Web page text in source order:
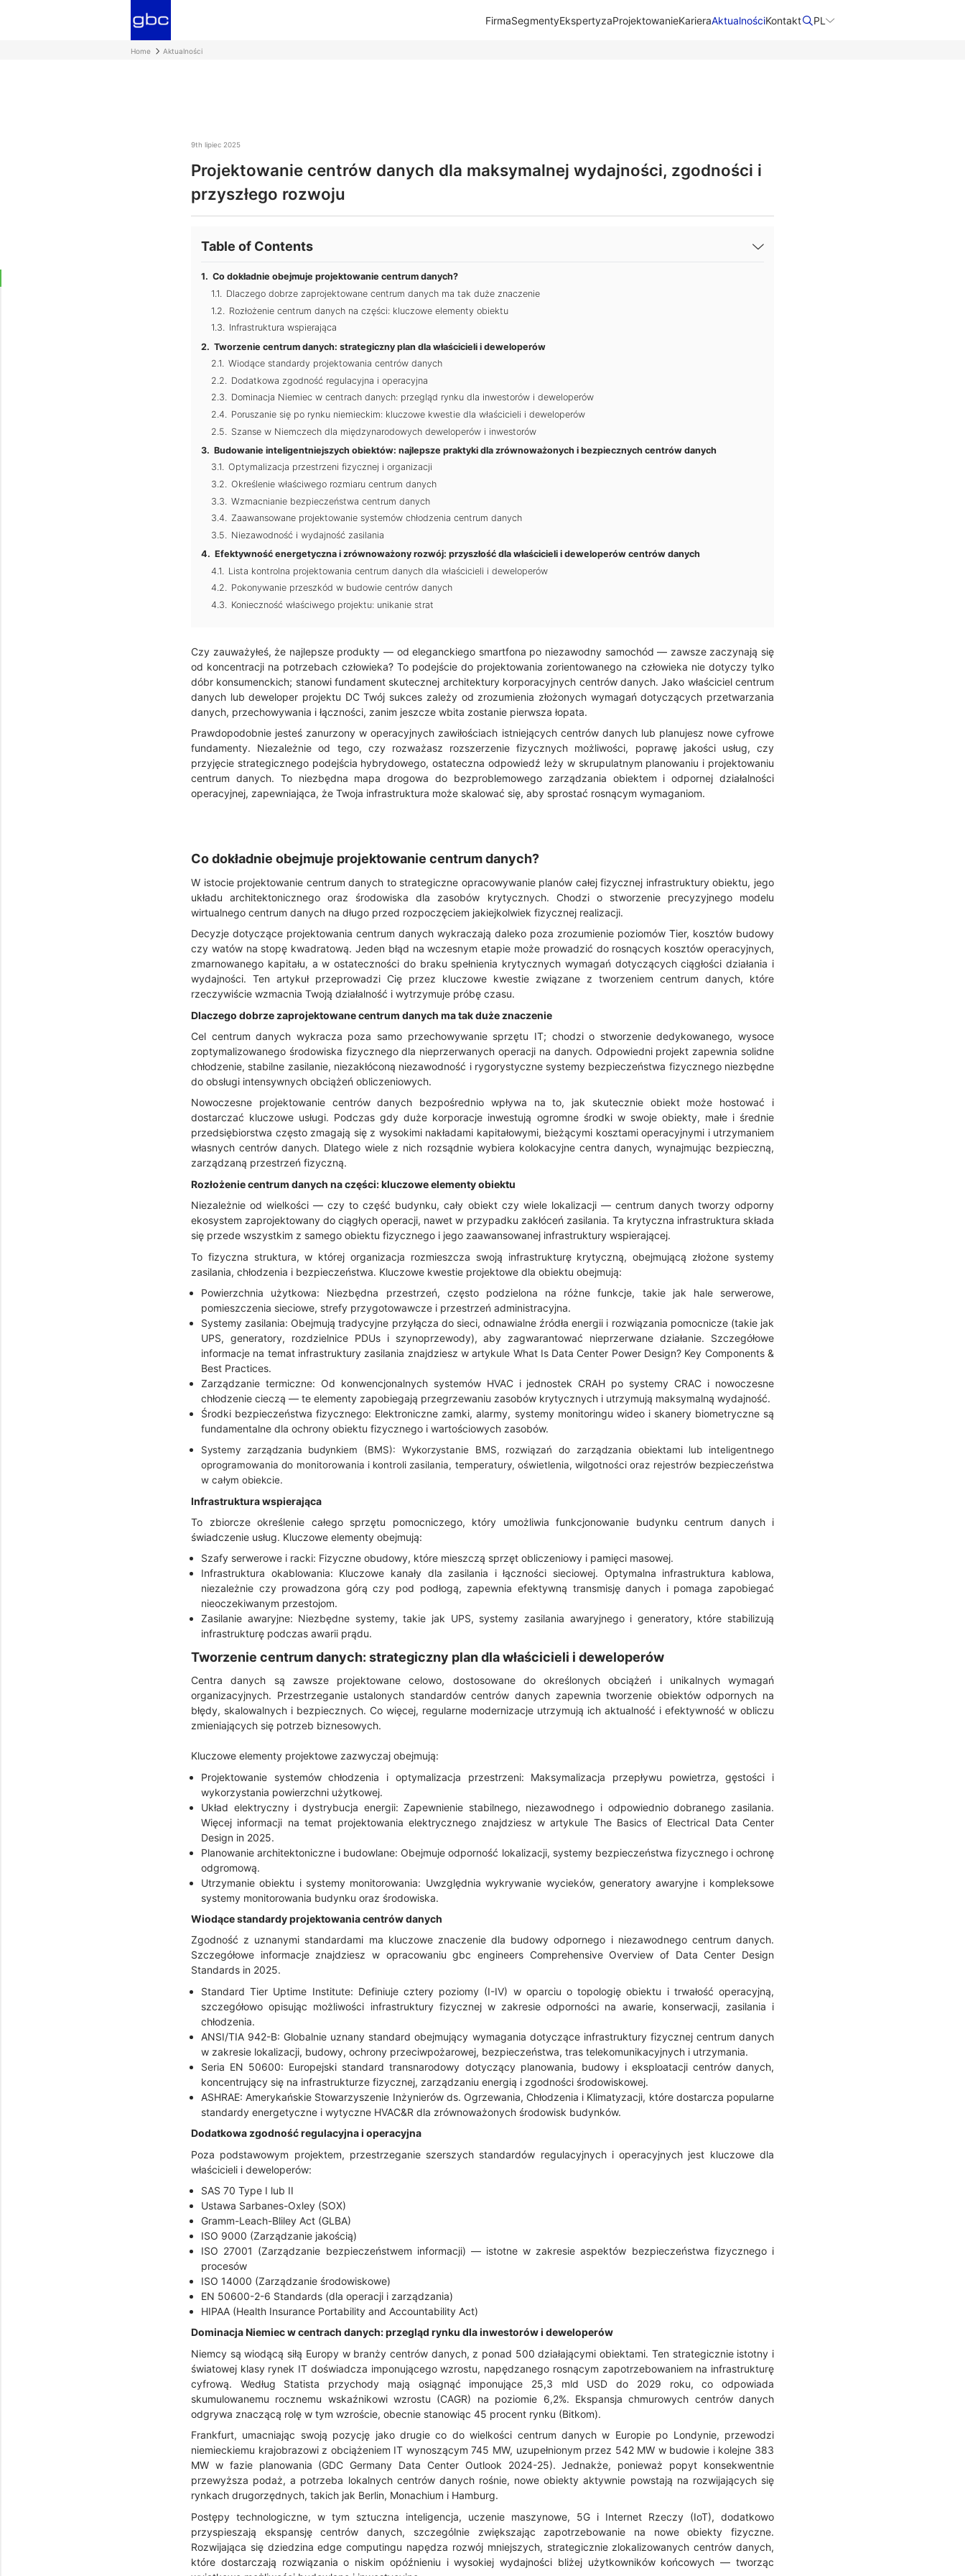
FirmaSegmentyEkspertyzaProjektowanieKarieraAktualnościKontakt​ PL
Home Aktualności
9th lipiec 2025
Projektowanie centrów danych dla maksymalnej wydajności, zgodności i
przyszłego rozwoju
Table of Contents
Co dokładnie obejmuje projektowanie centrum danych?
Dlaczego dobrze zaprojektowane centrum danych ma tak duże znaczenie
Rozłożenie centrum danych na części: kluczowe elementy obiektu
Infrastruktura wspierająca
Tworzenie centrum danych: strategiczny plan dla właścicieli i deweloperów
Wiodące standardy projektowania centrów danych
Dodatkowa zgodność regulacyjna i operacyjna
Dominacja Niemiec w centrach danych: przegląd rynku dla inwestorów i deweloperów
Poruszanie się po rynku niemieckim: kluczowe kwestie dla właścicieli i deweloperów
Szanse w Niemczech dla międzynarodowych deweloperów i inwestorów
Budowanie inteligentniejszych obiektów: najlepsze praktyki dla zrównoważonych i bezpiecznych centrów danych
Optymalizacja przestrzeni fizycznej i organizacji
Określenie właściwego rozmiaru centrum danych
Wzmacnianie bezpieczeństwa centrum danych
Zaawansowane projektowanie systemów chłodzenia centrum danych
Niezawodność i wydajność zasilania
Efektywność energetyczna i zrównoważony rozwój: przyszłość dla właścicieli i deweloperów centrów danych
Lista kontrolna projektowania centrum danych dla właścicieli i deweloperów
Pokonywanie przeszkód w budowie centrów danych
Konieczność właściwego projektu: unikanie strat
Czy zauważyłeś, że najlepsze produkty — od eleganckiego smartfona po niezawodny samochód — zawsze zaczynają się
od koncentracji na potrzebach człowieka? To podejście do projektowania zorientowanego na człowieka nie dotyczy tylko
dóbr konsumenckich; stanowi fundament skutecznej architektury korporacyjnych centrów danych. Jako właściciel centrum
danych lub deweloper projektu DC Twój sukces zależy od zrozumienia złożonych wymagań dotyczących przetwarzania
danych, przechowywania i łączności, zanim jeszcze wbita zostanie pierwsza łopata.
Prawdopodobnie jesteś zanurzony w operacyjnych zawiłościach istniejących centrów danych lub planujesz nowe cyfrowe
fundamenty. Niezależnie od tego, czy rozważasz rozszerzenie fizycznych możliwości, poprawę jakości usług, czy
przyjęcie strategicznego podejścia hybrydowego, ostateczna odpowiedź leży w skrupulatnym planowaniu i projektowaniu
centrum danych. To niezbędna mapa drogowa do bezproblemowego zarządzania obiektem i odpornej działalności
operacyjnej, zapewniająca, że Twoja infrastruktura może skalować się, aby sprostać rosnącym wymaganiom.
Co dokładnie obejmuje projektowanie centrum danych?
W istocie projektowanie centrum danych to strategiczne opracowywanie planów całej fizycznej infrastruktury obiektu, jego
układu architektonicznego oraz środowiska dla zasobów krytycznych. Chodzi o stworzenie precyzyjnego modelu
wirtualnego centrum danych na długo przed rozpoczęciem jakiejkolwiek fizycznej realizacji.
Decyzje dotyczące projektowania centrum danych wykraczają daleko poza zrozumienie poziomów Tier, kosztów budowy
czy watów na stopę kwadratową. Jeden błąd na wczesnym etapie może prowadzić do rosnących kosztów operacyjnych,
zmarnowanego kapitału, a w ostateczności do braku spełnienia krytycznych wymagań dotyczących ciągłości działania i
wydajności. Ten artykuł przeprowadzi Cię przez kluczowe kwestie związane z tworzeniem centrum danych, które
rzeczywiście wzmacnia Twoją działalność i wytrzymuje próbę czasu.
Dlaczego dobrze zaprojektowane centrum danych ma tak duże znaczenie
Cel centrum danych wykracza poza samo przechowywanie sprzętu IT; chodzi o stworzenie dedykowanego, wysoce
zoptymalizowanego środowiska fizycznego dla nieprzerwanych operacji na danych. Odpowiedni projekt zapewnia solidne
chłodzenie, stabilne zasilanie, niezakłóconą niezawodność i rygorystyczne systemy bezpieczeństwa fizycznego niezbędne
do obsługi intensywnych obciążeń obliczeniowych.
Nowoczesne projektowanie centrów danych bezpośrednio wpływa na to, jak skutecznie obiekt może hostować i
dostarczać kluczowe usługi. Podczas gdy duże korporacje inwestują ogromne środki w swoje obiekty, małe i średnie
przedsiębiorstwa często zmagają się z wysokimi nakładami kapitałowymi, bieżącymi kosztami operacyjnymi i utrzymaniem
własnych centrów danych. Dlatego wiele z nich rozsądnie wybiera kolokacyjne centra danych, wynajmując bezpieczną,
zarządzaną przestrzeń fizyczną.
Rozłożenie centrum danych na części: kluczowe elementy obiektu
Niezależnie od wielkości — czy to część budynku, cały obiekt czy wiele lokalizacji — centrum danych tworzy odporny
ekosystem zaprojektowany do ciągłych operacji, nawet w przypadku zakłóceń zasilania. Ta krytyczna infrastruktura składa
się przede wszystkim z samego obiektu fizycznego i jego zaawansowanej infrastruktury wspierającej.
To fizyczna struktura, w której organizacja rozmieszcza swoją infrastrukturę krytyczną, obejmującą złożone systemy
zasilania, chłodzenia i bezpieczeństwa. Kluczowe kwestie projektowe dla obiektu obejmują:
Powierzchnia użytkowa: Niezbędna przestrzeń, często podzielona na różne funkcje, takie jak hale serwerowe,
pomieszczenia sieciowe, strefy przygotowawcze i przestrzeń administracyjna.
Systemy zasilania: Obejmują tradycyjne przyłącza do sieci, odnawialne źródła energii i rozwiązania pomocnicze (takie jak
UPS, generatory, rozdzielnice PDUs i szynoprzewody), aby zagwarantować nieprzerwane działanie. Szczegółowe
informacje na temat infrastruktury zasilania znajdziesz w artykule What Is Data Center Power Design? Key Components &
Best Practices.
Zarządzanie termiczne: Od konwencjonalnych systemów HVAC i jednostek CRAH po systemy CRAC i nowoczesne
chłodzenie cieczą — te elementy zapobiegają przegrzewaniu zasobów krytycznych i utrzymują maksymalną wydajność.
Środki bezpieczeństwa fizycznego: Elektroniczne zamki, alarmy, systemy monitoringu wideo i skanery biometryczne są
fundamentalne dla ochrony obiektu fizycznego i wartościowych zasobów.
Systemy zarządzania budynkiem (BMS): Wykorzystanie BMS, rozwiązań do zarządzania obiektami lub inteligentnego
oprogramowania do monitorowania i kontroli zasilania, temperatury, oświetlenia, wilgotności oraz rejestrów bezpieczeństwa
w całym obiekcie.
Infrastruktura wspierająca
To zbiorcze określenie całego sprzętu pomocniczego, który umożliwia funkcjonowanie budynku centrum danych i
świadczenie usług. Kluczowe elementy obejmują:
Szafy serwerowe i racki: Fizyczne obudowy, które mieszczą sprzęt obliczeniowy i pamięci masowej.
Infrastruktura okablowania: Kluczowe kanały dla zasilania i łączności sieciowej. Optymalna infrastruktura kablowa,
niezależnie czy prowadzona górą czy pod podłogą, zapewnia efektywną transmisję danych i pomaga zapobiegać
nieoczekiwanym przestojom.
Zasilanie awaryjne: Niezbędne systemy, takie jak UPS, systemy zasilania awaryjnego i generatory, które stabilizują
infrastrukturę podczas awarii prądu.
Tworzenie centrum danych: strategiczny plan dla właścicieli i deweloperów
Centra danych są zawsze projektowane celowo, dostosowane do określonych obciążeń i unikalnych wymagań
organizacyjnych. Przestrzeganie ustalonych standardów centrów danych zapewnia tworzenie obiektów odpornych na
błędy, skalowalnych i bezpiecznych. Co więcej, regularne modernizacje utrzymują ich aktualność i efektywność w obliczu
zmieniających się potrzeb biznesowych.
Kluczowe elementy projektowe zazwyczaj obejmują:
Projektowanie systemów chłodzenia i optymalizacja przestrzeni: Maksymalizacja przepływu powietrza, gęstości i
wykorzystania powierzchni użytkowej.
Układ elektryczny i dystrybucja energii: Zapewnienie stabilnego, niezawodnego i odpowiednio dobranego zasilania.
Więcej informacji na temat projektowania elektrycznego znajdziesz w artykule The Basics of Electrical Data Center
Design in 2025.
Planowanie architektoniczne i budowlane: Obejmuje odporność lokalizacji, systemy bezpieczeństwa fizycznego i ochronę
odgromową.
Utrzymanie obiektu i systemy monitorowania: Uwzględnia wykrywanie wycieków, generatory awaryjne i kompleksowe
systemy monitorowania budynku oraz środowiska.
Wiodące standardy projektowania centrów danych
Zgodność z uznanymi standardami ma kluczowe znaczenie dla budowy odpornego i niezawodnego centrum danych.
Szczegółowe informacje znajdziesz w opracowaniu gbc engineers Comprehensive Overview of Data Center Design
Standards in 2025.
Standard Tier Uptime Institute: Definiuje cztery poziomy (I-IV) w oparciu o topologię obiektu i trwałość operacyjną,
szczegółowo opisując możliwości infrastruktury fizycznej w zakresie odporności na awarie, konserwacji, zasilania i
chłodzenia.
ANSI/TIA 942-B: Globalnie uznany standard obejmujący wymagania dotyczące infrastruktury fizycznej centrum danych
w zakresie lokalizacji, budowy, ochrony przeciwpożarowej, bezpieczeństwa, tras telekomunikacyjnych i utrzymania.
Seria EN 50600: Europejski standard transnarodowy dotyczący planowania, budowy i eksploatacji centrów danych,
koncentrujący się na infrastrukturze fizycznej, zarządzaniu energią i zgodności środowiskowej.
ASHRAE: Amerykańskie Stowarzyszenie Inżynierów ds. Ogrzewania, Chłodzenia i Klimatyzacji, które dostarcza popularne
standardy energetyczne i wytyczne HVAC&R dla zrównoważonych środowisk budynków.
Dodatkowa zgodność regulacyjna i operacyjna
Poza podstawowym projektem, przestrzeganie szerszych standardów regulacyjnych i operacyjnych jest kluczowe dla
właścicieli i deweloperów:
SAS 70 Type I lub II
Ustawa Sarbanes-Oxley (SOX)
Gramm-Leach-Bliley Act (GLBA)
ISO 9000 (Zarządzanie jakością)
ISO 27001 (Zarządzanie bezpieczeństwem informacji) — istotne w zakresie aspektów bezpieczeństwa fizycznego i
procesów
ISO 14000 (Zarządzanie środowiskowe)
EN 50600-2-6 Standards (dla operacji i zarządzania)
HIPAA (Health Insurance Portability and Accountability Act)
Dominacja Niemiec w centrach danych: przegląd rynku dla inwestorów i deweloperów
Niemcy są wiodącą siłą Europy w branży centrów danych, z ponad 500 działającymi obiektami. Ten strategicznie istotny i
światowej klasy rynek IT doświadcza imponującego wzrostu, napędzanego rosnącym zapotrzebowaniem na infrastrukturę
cyfrową. Według Statista przychody mają osiągnąć imponujące 25,3 mld USD do 2029 roku, co odpowiada
skumulowanemu rocznemu wskaźnikowi wzrostu (CAGR) na poziomie 6,2%. Ekspansja chmurowych centrów danych
odgrywa znaczącą rolę w tym wzroście, obecnie stanowiąc 45 procent rynku (Bitkom).
Frankfurt, umacniając swoją pozycję jako drugie co do wielkości centrum danych w Europie po Londynie, przewodzi
niemieckiemu krajobrazowi z obciążeniem IT wynoszącym 745 MW, uzupełnionym przez 542 MW w budowie i kolejne 383
MW w fazie planowania (GDC Germany Data Center Outlook 2024-25). Jednakże, ponieważ popyt konsekwentnie
przewyższa podaż, a potrzeba lokalnych centrów danych rośnie, nowe obiekty aktywnie powstają na rozwijających się
rynkach drugorzędnych, takich jak Berlin, Monachium i Hamburg.
Postępy technologiczne, w tym sztuczna inteligencja, uczenie maszynowe, 5G i Internet Rzeczy (IoT), dodatkowo
przyspieszają ekspansję centrów danych, szczególnie zwiększając zapotrzebowanie na nowe obiekty fizyczne.
Rozwijająca się dziedzina edge computingu napędza rozwój mniejszych, strategicznie zlokalizowanych centrów danych,
które dostarczają rozwiązania o niskim opóźnieniu i wysokiej wydajności bliżej użytkowników końcowych — tworząc